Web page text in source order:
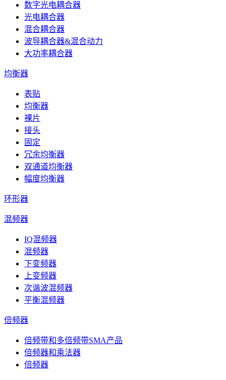
数字光电耦合器
光电耦合器
混合耦合器
波导耦合器&混合动力
大功率耦合器
均衡器
表贴
均衡器
裸片
接头
固定
冗余均衡器
双通道均衡器
幅度均衡器
环形器
混频器
IQ混频器
混频器
下变频器
上变频器
次谐波混频器
平衡混频器
倍频器
倍频带和多倍频带SMA产品
倍频器和乘法器
倍频器